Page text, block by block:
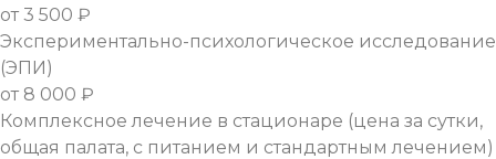
от 3 500 ₽
Экспериментально-психологическое исследование
(ЭПИ)
от 8 000 ₽
Комплексное лечение в стационаре (цена за сутки,
общая палата, с питанием и стандартным лечением)